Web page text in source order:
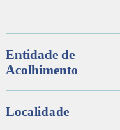
Entidade de
Acolhimento
Localidade